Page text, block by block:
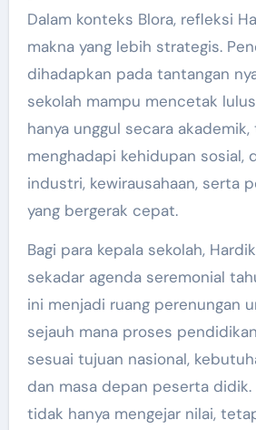
Dalam konteks Blora, refleksi
makna yang lebih strategis.
dihadapkan pada tantangan
sekolah mampu mencetak
hanya unggul secara
menghadapi kehidupan sosial,
industri, kewirausahaan, serta
yang bergerak cepat.
Bagi para kepala sekolah,
sekadar agenda seremonial
ini menjadi ruang perenungan
sejauh mana proses
sesuai tujuan nasional,
dan masa depan peserta
tidak hanya mengejar nilai,